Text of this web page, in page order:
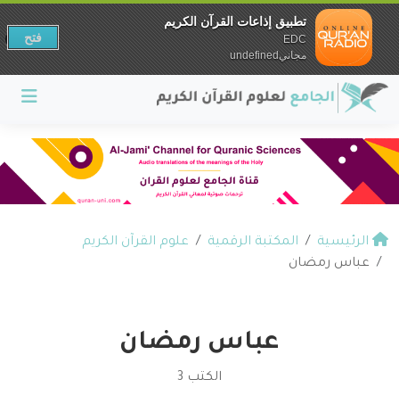
الرئيسية المكتبة الرقمية
علوم القرآن الكريم
عباس رمضان
عباس رمضان
الكتب 3
تطبيق إذاعات القرآن الكريم
EDC
مجانيundefined
فتح